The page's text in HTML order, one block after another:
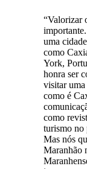
“Valorizar
uma cidade
como
York,
honra ser
visitar
como é
como
turismo no
Mas nós
Maranhão